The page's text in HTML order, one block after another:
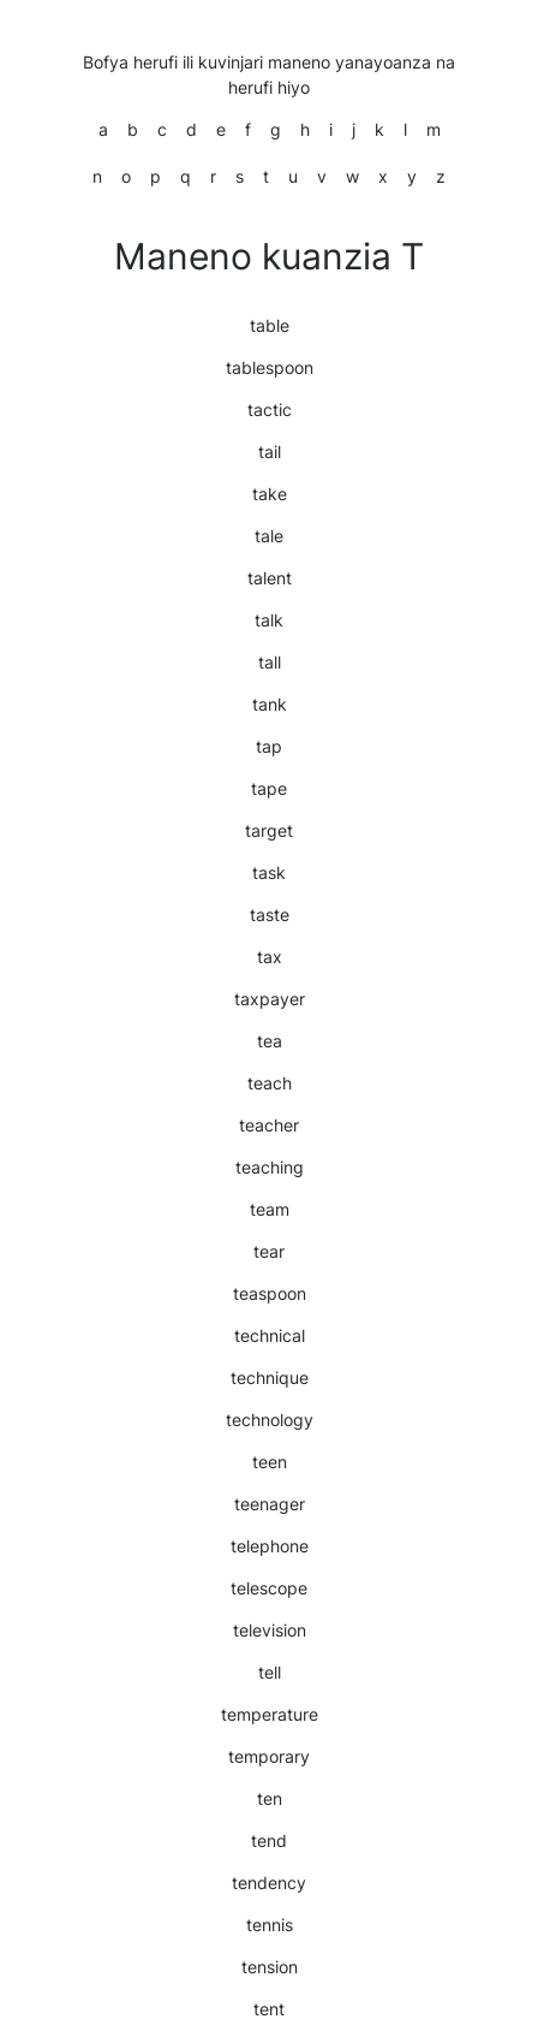
Bofya herufi ili kuvinjari maneno yanayoanza na
herufi hiyo
a b c d e f g h i j k l m
n o p q r s t u v w x y z
Maneno kuanzia T
table
tablespoon
tactic
tail
take
tale
talent
talk
tall
tank
tap
tape
target
task
taste
tax
taxpayer
tea
teach
teacher
teaching
team
tear
teaspoon
technical
technique
technology
teen
teenager
telephone
telescope
television
tell
temperature
temporary
ten
tend
tendency
tennis
tension
tent